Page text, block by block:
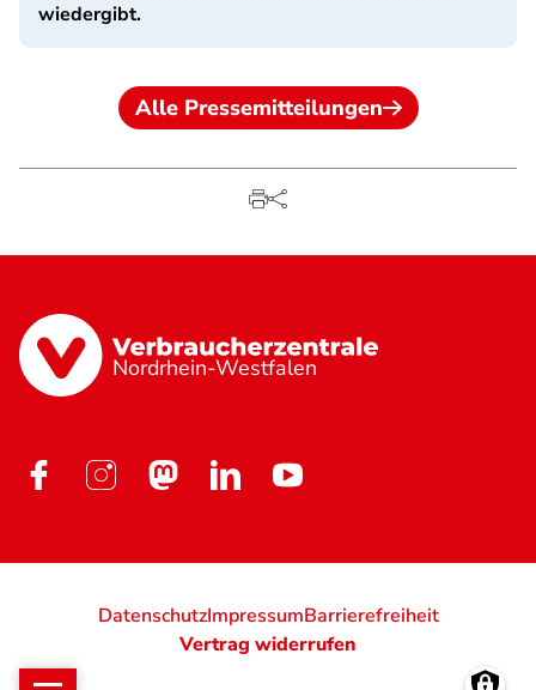
wiedergibt.
Alle Pressemitteilungen
Nordrhein-Westfalen
DatenschutzImpressumBarrierefreiheit
Vertrag widerrufen